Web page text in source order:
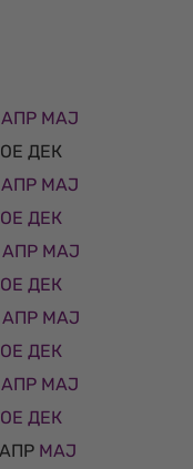
АПР МАЈ
ДЕК
АПР МАЈ
ДЕК
АПР МАЈ
ДЕК
АПР МАЈ
ДЕК
АПР МАЈ
ДЕК
АПР МАЈ